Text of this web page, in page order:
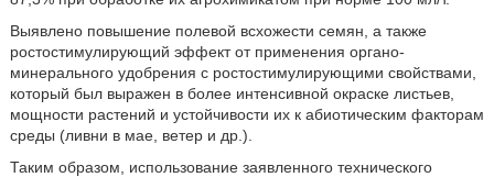
Выявлено повышение полевой всхожести семян, а также
ростостимулирующий эффект от применения органо-
минерального удобрения с ростостимулирующими свойствами,
который был выражен в более интенсивной окраске листьев,
мощности растений и устойчивости их к абиотическим факторам
среды (ливни в мае, ветер и др.).
Таким образом, использование заявленного технического